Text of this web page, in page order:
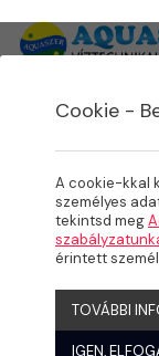
Cookie -
A cookie-kkal
személyes
tekintsd meg
érintett
TOVÁBBI
IGEN,